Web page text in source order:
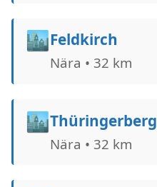
🏙️Feldkirch
Nära • 32 km
🏙️Thüringerberg
Nära • 32 km